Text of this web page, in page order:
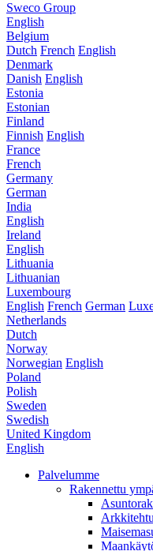
Sweco Group
English
Belgium
Dutch French English
Denmark
Danish English
Estonia
Estonian
Finland
Finnish English
France
French
Germany
German
India
English
Ireland
English
Lithuania
Lithuanian
Luxembourg
English French German
Netherlands
Dutch
Norway
Norwegian English
Poland
Polish
Sweden
Swedish
United Kingdom
English
Palvelumme
Rakennettu